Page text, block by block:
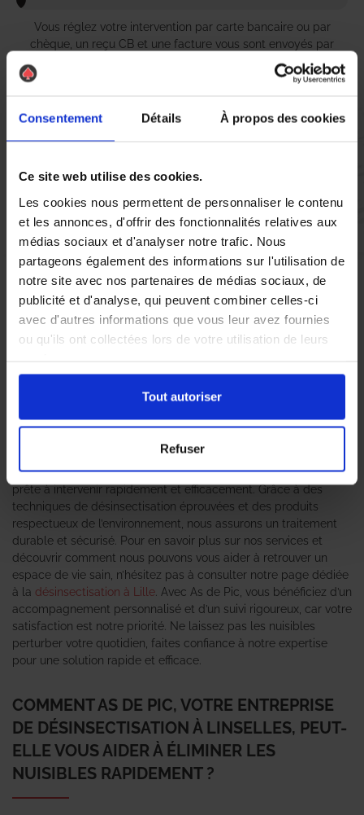
Consentement Détails À propos des cookies
Ce site web utilise des cookies.
Les cookies nous permettent de personnaliser le contenu
et les annonces, d'offrir des fonctionnalités relatives aux
médias sociaux et d'analyser notre trafic. Nous
partageons également des informations sur l'utilisation de
notre site avec nos partenaires de médias sociaux, de
publicité et d'analyse, qui peuvent combiner celles-ci
avec d'autres informations que vous leur avez fournies
ou qu'ils ont collectées lors de votre utilisation de leurs
Tout autoriser
Refuser
Vous réglez votre intervention par carte bancaire ou par
chèque, un reçu CB et une facture vous sont envoyés par
Etape 5 :
Vous recevez une demande d’évaluation de votre expérience
avec l’équipe AS DE PIC.
Nous avons pensé à tout
pour garantir un environnement sain et sécurisé. As de Pic se
positionne comme un véritable expert anti-nuisible, offrant des
confronté à une infestation decafards
punaises de lit, notre équipe de professionnels qualifiés est
prête à intervenir rapidement et efficacement. Grâce à des
techniques de désinsectisation éprouvées et des produits
respectueux de l’environnement, nous assurons un traitement
durable et sécurisé. Pour en savoir plus sur nos services et
découvrir comment nous pouvons vous aider à retrouver un
espace de vie sain, n’hésitez pas à consulter notre page dédiée
à la désinsectisation à Lille . Avec As de Pic, vous bénéficiez d’un
accompagnement personnalisé et d’un suivi rigoureux, car votre
satisfaction est notre priorité. Ne laissez pas les nuisibles
perturber votre quotidien, faites confiance à notre expertise
pour une solution rapide et efficace.
COMMENT AS DE PIC, VOTRE ENTREPRISE
DE DÉSINSECTISATION À LINSELLES, PEUT-
ELLE VOUS AIDER À ÉLIMINER LES
NUISIBLES RAPIDEMENT ?